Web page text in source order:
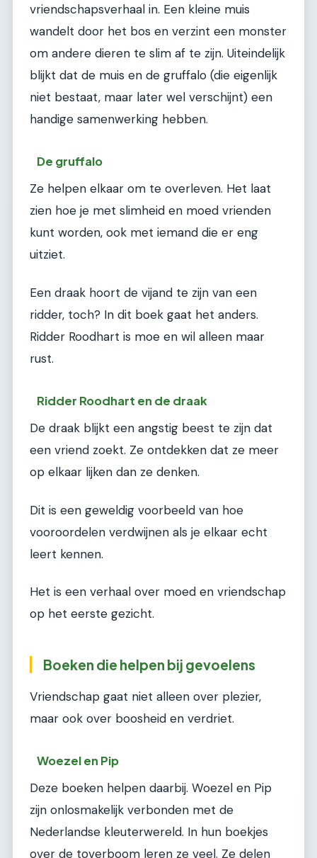
vriendschapsverhaal in. Een kleine muis
wandelt door het bos en verzint een monster
om andere dieren te slim af te zijn. Uiteindelijk
blijkt dat de muis en de gruffalo (die eigenlijk
niet bestaat, maar later wel verschijnt) een
handige samenwerking hebben.
De gruffalo
Ze helpen elkaar om te overleven. Het laat
zien hoe je met slimheid en moed vrienden
kunt worden, ook met iemand die er eng
uitziet.
Een draak hoort de vijand te zijn van een
ridder, toch? In dit boek gaat het anders.
Ridder Roodhart is moe en wil alleen maar
rust.
Ridder Roodhart en de draak
De draak blijkt een angstig beest te zijn dat
een vriend zoekt. Ze ontdekken dat ze meer
op elkaar lijken dan ze denken.
Dit is een geweldig voorbeeld van hoe
vooroordelen verdwijnen als je elkaar echt
leert kennen.
Het is een verhaal over moed en vriendschap
op het eerste gezicht.
Boeken die helpen bij gevoelens
Vriendschap gaat niet alleen over plezier,
maar ook over boosheid en verdriet.
Woezel en Pip
Deze boeken helpen daarbij. Woezel en Pip
zijn onlosmakelijk verbonden met de
Nederlandse kleuterwereld. In hun boekjes
over de toverboom leren ze veel. Ze delen